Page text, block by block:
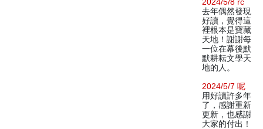
去年偶然發現
好讀，覺得這
裡根本是寶藏
天地！謝謝每
一位在幕後默
默耕耘文學天
地的人。
2024/5/7 呢
用好讀許多年
了，感謝重新
更新，也感謝
大家的付出！